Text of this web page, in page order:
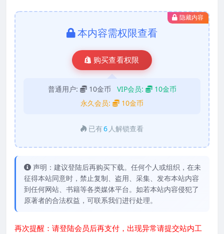
隐藏内容
本内容需权限查看
购买查看权限
普通用户: 10金币 VIP会员:
10金币
永久会员:
10金币
已有6 人解锁查看
声明：建议登陆后再购买下载。任何个人或组织，在未
征得本站同意时，禁止复制、盗用、采集、发布本站内容
到任何网站、书籍等各类媒体平台。如若本站内容侵犯了
原著者的合法权益，可联系我们进行处理。
再次提醒：请登陆会员后再支付，出现异常请提交站内工